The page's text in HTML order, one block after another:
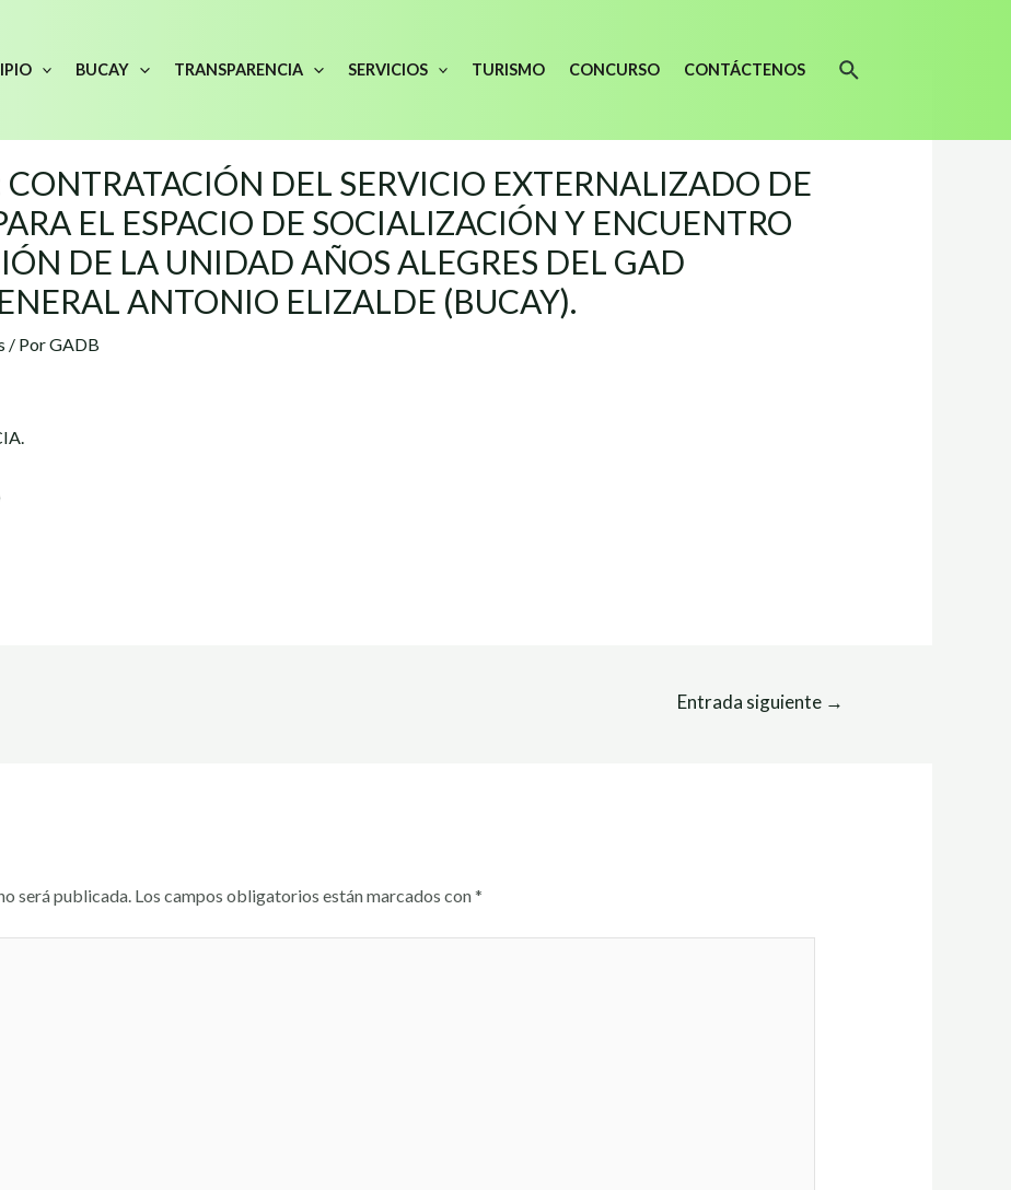
BUCAY TRANSPARENCIA SERVICIOS TURISMO CONCURSO CONTÁCTENOS
DEL SERVICIO EXTERNALIZADO DE
EL ESPACIO DE SOCIALIZACIÓN Y ENCUENTRO
DE LA UNIDAD AÑOS ALEGRES DEL GAD
ANTONIO ELIZALDE (BUCAY).
/ PorGADB
Entrada siguiente →
será publicada. Los campos obligatorios están marcados con*